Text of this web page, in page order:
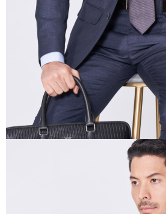
Ketiga, Syarat Perkhidmatan
Perkhidmatan AFTEE Beli Sekarang Bayar
Taiwan, Inc. dan AFTEE akan membuat bil
akan menggunakan data peribadi yang
pembeli, no. telefon, nama penerima, no.
penggunaan perkhidmatan. Sila rujuk kepada
Data Peribadi, Pemprosesan, Penggunaan"
(https://aftee.tw/privacypolicy/
) untuk maklumat
Jumlah yang diperakui untuk pengguna kali
kelulusan boleh sehingga NT$10,000. Jika
pembayaran dalam tempoh tersebut, yuran
20% setahun akan dikenakan. Pengguna
mendapatkan kebenaran daripada ibu bapa
mempunyai sebarang kebimbangan
penggunaan pada data peribadi. Jika anda